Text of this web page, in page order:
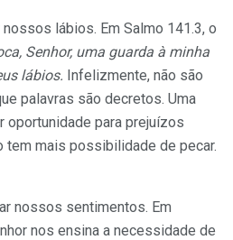
lábios. Em Salmo 141.3, o
Senhor, uma guarda à minha
lábios. Infelizmente, não são
palavras são decretos. Uma
oportunidade para prejuízos
tem mais possibilidade de pecar.
nossos sentimentos. Em
nos ensina a necessidade de